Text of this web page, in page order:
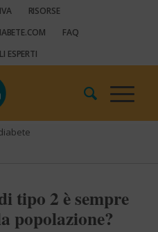
RISORSE
FAQ
ESPERTI
tipo 2 è sempre
popolazione?